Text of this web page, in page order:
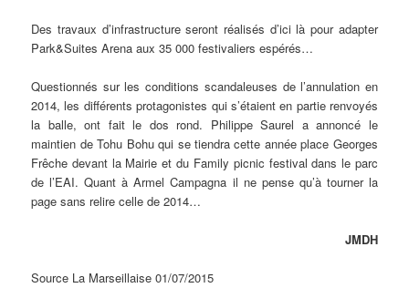
Des travaux d’infrastructure seront réalisés d’ici là pour adapter
Park&Suites Arena aux 35 000 festivaliers espérés…
Questionnés sur les conditions scandaleuses de l’annulation en
2014, les différents protagonistes qui s’étaient en partie renvoyés
la balle, ont fait le dos rond. Philippe Saurel a annoncé le
maintien de Tohu Bohu qui se tiendra cette année place Georges
Frêche devant la Mairie et du Family picnic festival dans le parc
de l’EAI. Quant à Armel Campagna il ne pense qu’à tourner la
page sans relire celle de 2014…
JMDH
Source La Marseillaise 01/07/2015